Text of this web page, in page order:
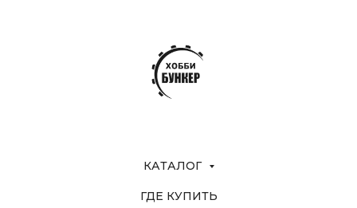
КАТАЛОГ
ГДЕ КУПИТЬ